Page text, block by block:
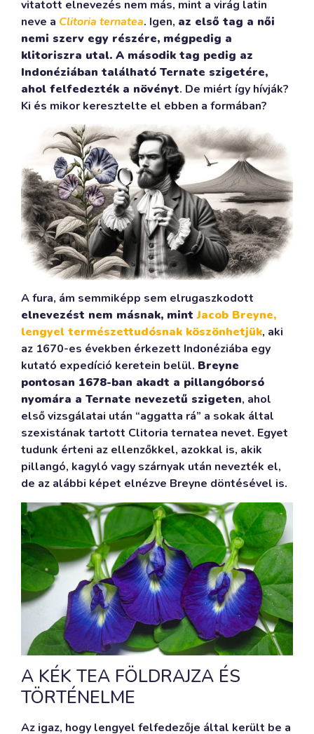
vitatott elnevezés nem más, mint a virág latin
neve a Clitoria ternatea. Igen, az első tag a női
nemi szerv egy részére, mégpedig a
klitoriszra utal. A második tag pedig az
Indonéziában található Ternate szigetére,
ahol felfedezték a növényt. De miért így hívják?
Ki és mikor keresztelte el ebben a formában?
A fura, ám semmiképp sem elrugaszkodott
elnevezést nem másnak, mintJacob Breyne,
lengyel természettudósnak köszönhetjük, aki
az 1670-es években érkezett Indonéziába egy
kutató expedíció keretein belül. Breyne
pontosan 1678-ban akadt a pillangóborsó
nyomára a Ternate nevezetű szigeten, ahol
első vizsgálatai után “aggatta rá” a sokak által
szexistának tartott Clitoria ternatea nevet. Egyet
tudunk érteni az ellenzőkkel, azokkal is, akik
pillangó, kagyló vagy szárnyak után nevezték el,
de az alábbi képet elnézve Breyne döntésével is.
A KÉK TEA FÖLDRAJZA ÉS
TÖRTÉNELME
Az igaz, hogy lengyel felfedezője által került be a